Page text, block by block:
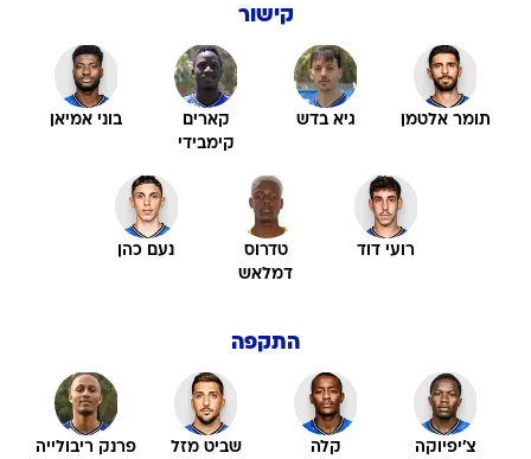
קישור
תומר אלטמן גיא בדש
קארים
קימבידי
בוני אמיאן
רועי דוד
טדרוס
דמלאש
נעם כהן
התקפה
צ'יפיוקה קלה שביט מזל פרנק ריבולייה